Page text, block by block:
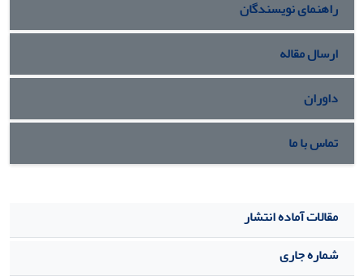
راهنمای نویسندگان
ارسال مقاله
داوران
تماس با ما
مقالات آماده انتشار
شماره جاری